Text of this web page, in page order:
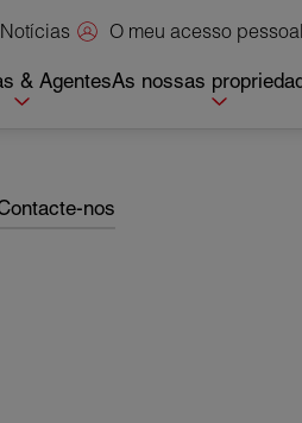
Notícias O meu acesso pessoal
& AgentesAs nossas
nos